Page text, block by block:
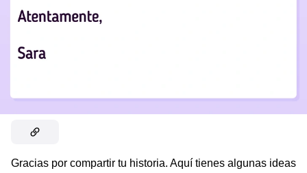
Gracias por compartir tu historia. Aquí tienes algunas ideas